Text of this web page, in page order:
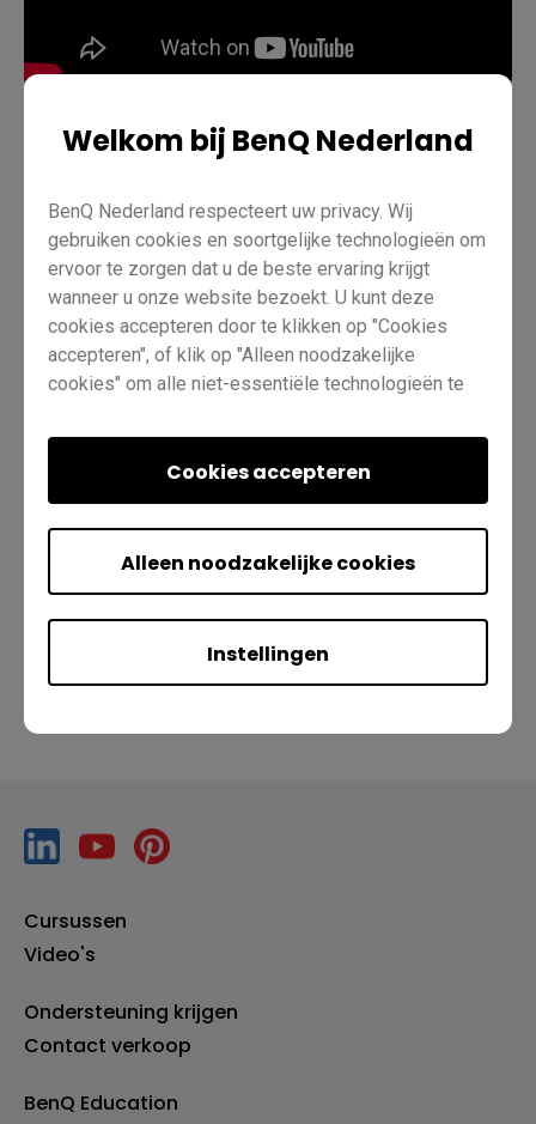
Welkom bij BenQ Nederland
BenQ Nederland respecteert uw privacy. Wij
gebruiken cookies en soortgelijke technologieën om
ervoor te zorgen dat u de beste ervaring krijgt
wanneer u onze website bezoekt. U kunt deze
cookies accepteren door te klikken op "Cookies
accepteren", of klik op "Alleen noodzakelijke
cookies" om alle niet-essentiële technologieën te
aanpassen. Bezoek voor meer informatie
CookiebeleidenPrivacybeleid.
Instellingen
Alleen noodzakelijke cookies
Cookies accepteren
Pro RP03 Basisstation RM03 Basisstation RM02
Essentieel RE01 Leraar IT Trainer
Was dit nuttig?
Vorige
Cursussen
Video's
Ondersteuning krijgen
Contact verkoop
BenQ Education